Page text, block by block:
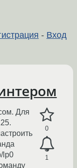
- Вход
0
1
Для
lp0